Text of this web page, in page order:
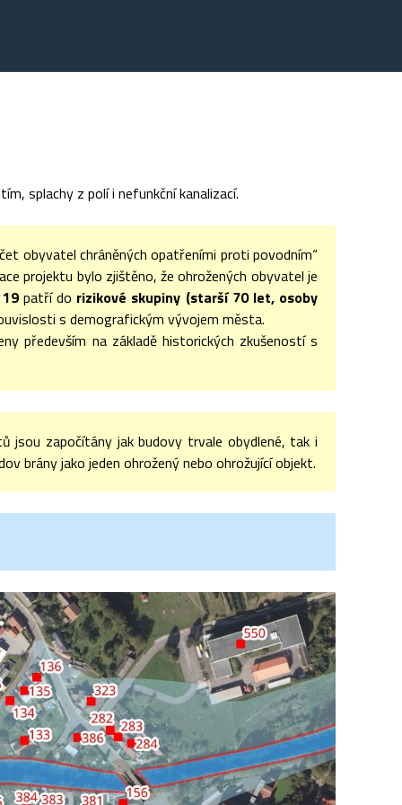
splachy z polí i nefunkční kanalizací.
obyvatel chráněných opatřeními proti povodním“
projektu bylo zjištěno, že ohrožených obyvatel je
patří do rizikové skupiny (starší 70 let, osoby
s demografickým vývojem města.
především na základě historických zkušeností s
jsou započítány jak budovy trvale obydlené, tak i
brány jako jeden ohrožený nebo ohrožující objekt.